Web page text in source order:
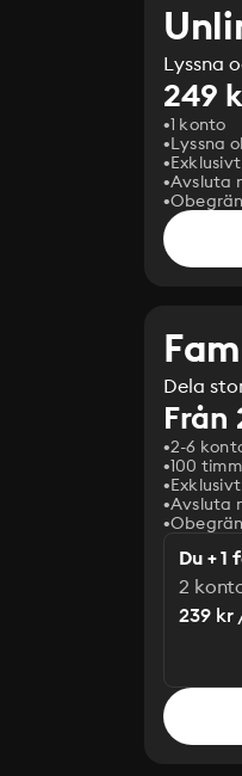
Lyssna
249
1 konto
Lyssna
Avsluta
Dela
Från
2-6
100
Avsluta
Du + 1
2
239 kr